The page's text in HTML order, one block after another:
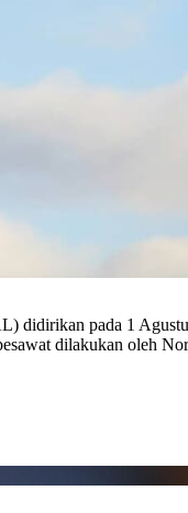
didirikan pada 1
dilakukan oleh